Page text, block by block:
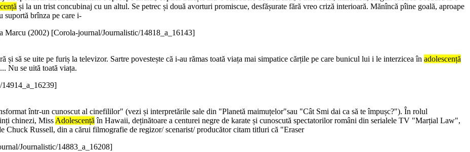
și la un trist concubinaj cu un altul. Se petrec și două avorturi promiscue, desfășurate fără vreo criză interioară. Mănîncă pîine goală, aproape
suportă brînza pe care i-
Marcu (2002) [Corola-journal/Journalistic/14818_a_16143]
și să se uite pe furiș la televizor. Sartre povestește că i-au rămas toată viața mai simpatice cărțile pe care bunicul lui i le interzicea în adolescență
Nu se uită toată viața.
într-un cunoscut al cinefililor" (vezi și interpretările sale din "Planetă maimuțelor"sau "Cât Smi dai ca să te împușc?"). În rolul
chinezi, MissAdolescențăîn Hawaii, deținătoare a centurei negre de karate și cunoscută spectatorilor români din serialele TV "Marțial Law",
Chuck Russell, din a cărui filmografie de regizor/ scenarist/ producător citam titluri că "Eraser
Journalistic/14883_a_16208]